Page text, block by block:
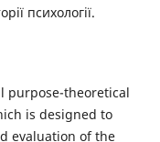
психології.
purpose-theoretical
is designed to
evaluation of the